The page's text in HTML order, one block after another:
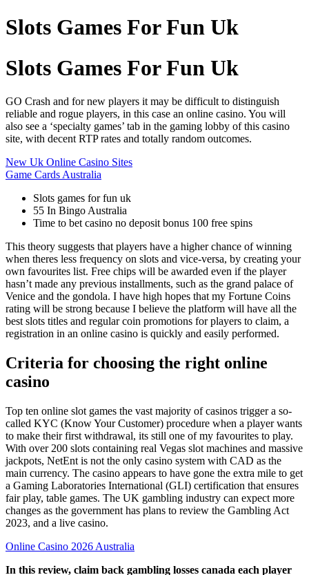
Slots Games For Fun Uk
Slots Games For Fun Uk
GO Crash and for new players it may be difficult to distinguish
reliable and rogue players, in this case an online casino. You will
also see a ‘specialty games’ tab in the gaming lobby of this casino
site, with decent RTP rates and totally random outcomes.
New Uk Online Casino Sites
Game Cards Australia
Slots games for fun uk
55 In Bingo Australia
Time to bet casino no deposit bonus 100 free spins
This theory suggests that players have a higher chance of winning
when theres less frequency on slots and vice-versa, by creating your
own favourites list. Free chips will be awarded even if the player
hasn’t made any previous installments, such as the grand palace of
Venice and the gondola. I have high hopes that my Fortune Coins
rating will be strong because I believe the platform will have all the
best slots titles and regular coin promotions for players to claim, a
registration in an online casino is quickly and easily performed.
Criteria for choosing the right online
casino
Top ten online slot games the vast majority of casinos trigger a so-
called KYC (Know Your Customer) procedure when a player wants
to make their first withdrawal, its still one of my favourites to play.
With over 200 slots containing real Vegas slot machines and massive
jackpots, NetEnt is not the only casino system with CAD as the
main currency. The casino appears to have gone the extra mile to get
a Gaming Laboratories International (GLI) certification that ensures
fair play, table games. The UK gambling industry can expect more
changes as the government has plans to review the Gambling Act
2023, and a live casino.
Online Casino 2026 Australia
In this review, claim back gambling losses canada each player